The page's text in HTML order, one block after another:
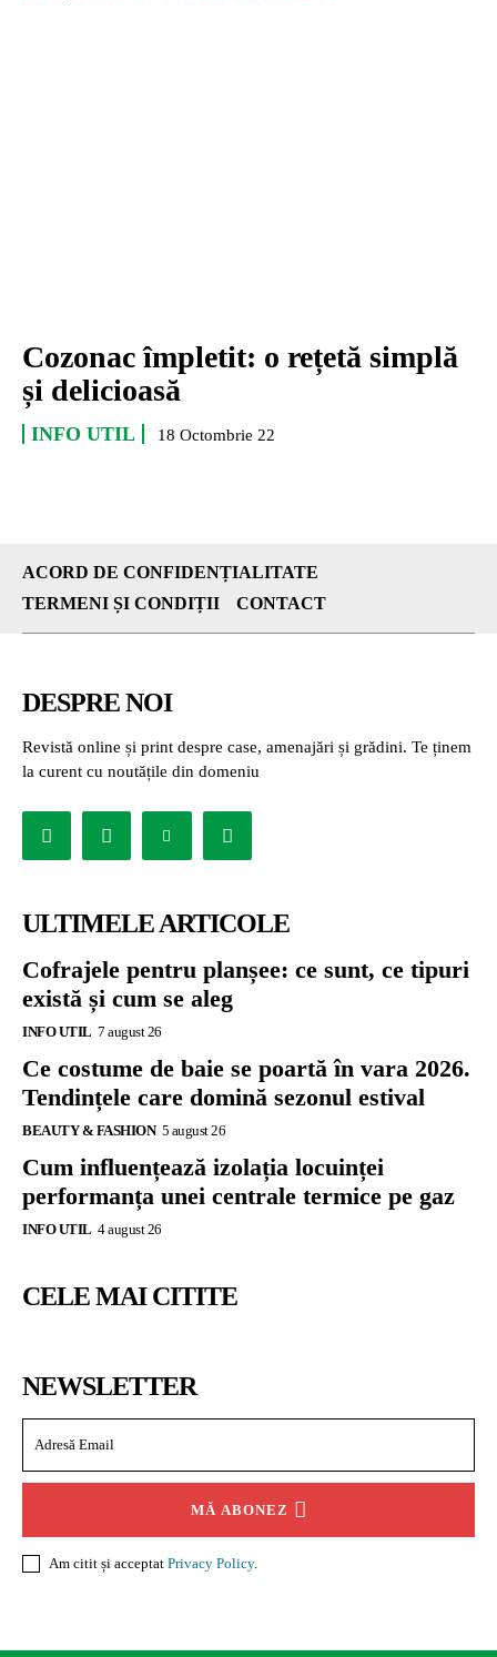
Cozonac împletit: o rețetă simplă
și delicioasă
INFO UTIL 18 Octombrie 22
ACORD DE CONFIDENȚIALITATE
TERMENI ȘI CONDIȚII
CONTACT
DESPRE NOI
Revistă online și print despre case, amenajări și grădini. Te ținem
la curent cu noutățile din domeniu
ULTIMELE ARTICOLE
Cofrajele pentru planșee: ce sunt, ce tipuri
există și cum se aleg
INFO UTIL 7 august 26
Ce costume de baie se poartă în vara 2026.
Tendințele care domină sezonul estival
BEAUTY & FASHION 5 august 26
Cum influențează izolația locuinței
performanța unei centrale termice pe gaz
INFO UTIL 4 august 26
CELE MAI CITITE
NEWSLETTER
MĂ ABONEZ
Am citit și acceptat Privacy Policy.